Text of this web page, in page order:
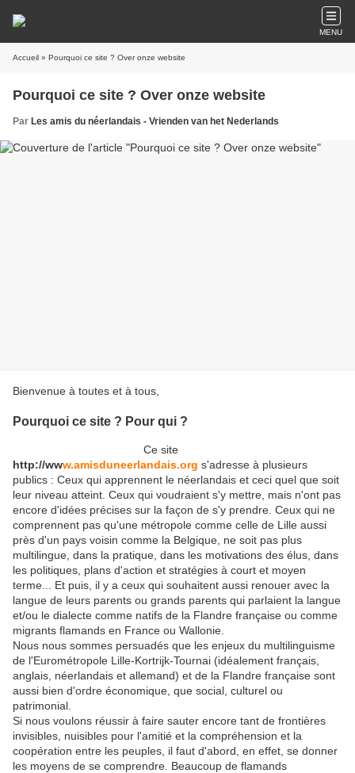
MENU
Accueil » Pourquoi ce site ? Over onze website
Pourquoi ce site ? Over onze website
Par Les amis du néerlandais - Vrienden van het Nederlands
Bienvenue à toutes et à tous,
Pourquoi ce site ? Pour qui ?
Ce site
http://www.amisduneerlandais.org s'adresse à plusieurs
publics : Ceux qui apprennent le néerlandais et ceci quel que soit
leur niveau atteint. Ceux qui voudraient s'y mettre, mais n'ont pas
encore d'idées précises sur la façon de s'y prendre. Ceux qui ne
comprennent pas qu'une métropole comme celle de Lille aussi
près d'un pays voisin comme la Belgique, ne soit pas plus
multilingue, dans la pratique, dans les motivations des élus, dans
les politiques, plans d'action et stratégies à court et moyen
terme... Et puis, il y a ceux qui souhaitent aussi renouer avec la
langue de leurs parents ou grands parents qui parlaient la langue
et/ou le dialecte comme natifs de la Flandre française ou comme
migrants flamands en France ou Wallonie.
Nous nous sommes persuadés que les enjeux du multilinguisme
de l'Eurométropole Lille-Kortrijk-Tournai (idéalement français,
anglais, néerlandais et allemand) et de la Flandre française sont
aussi bien d'ordre économique, que social, culturel ou
patrimonial.
Si nous voulons réussir à faire sauter encore tant de frontières
invisibles, nuisibles pour l'amitié et la compréhension et la
coopération entre les peuples, il faut d'abord, en effet, se donner
les moyens de se comprendre. Beaucoup de flamands